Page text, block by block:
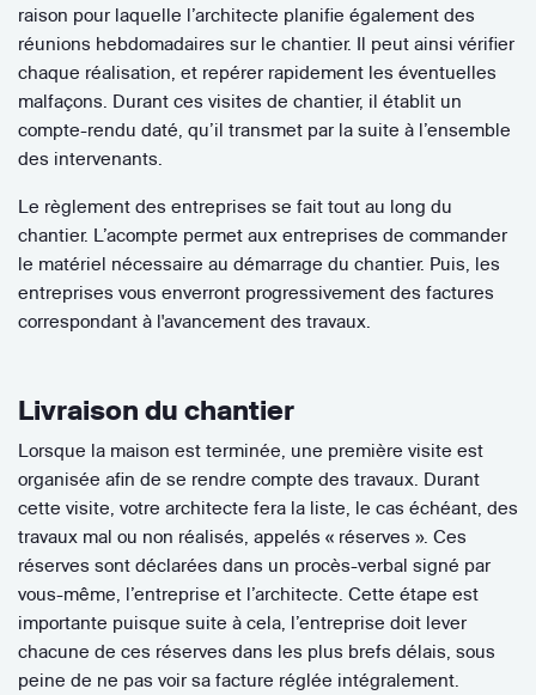
raison pour laquelle l’architecte planifie également des
réunions hebdomadaires sur le chantier. Il peut ainsi vérifier
chaque réalisation, et repérer rapidement les éventuelles
malfaçons. Durant ces visites de chantier, il établit un
compte-rendu daté, qu’il transmet par la suite à l’ensemble
des intervenants.
Le règlement des entreprises se fait tout au long du
chantier. L’acompte permet aux entreprises de commander
le matériel nécessaire au démarrage du chantier. Puis, les
entreprises vous enverront progressivement des factures
correspondant à l'avancement des travaux.
Livraison du chantier
Lorsque la maison est terminée, une première visite est
organisée afin de se rendre compte des travaux. Durant
cette visite, votre architecte fera la liste, le cas échéant, des
travaux mal ou non réalisés, appelés « réserves ». Ces
réserves sont déclarées dans un procès-verbal signé par
vous-même, l’entreprise et l’architecte. Cette étape est
importante puisque suite à cela, l’entreprise doit lever
chacune de ces réserves dans les plus brefs délais, sous
peine de ne pas voir sa facture réglée intégralement.